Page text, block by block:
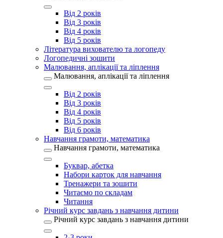
Від 2 років
Від 3 років
Від 4 років
Від 5 років
Література вихователю та логопеду
Логопедичні зошити
Малювання, аплікації та ліплення
Малювання, аплікації та ліплення
Від 2 років
Від 3 років
Від 4 років
Від 5 років
Від 6 років
Навчання грамоти, математика
Навчання грамоти, математика
Буквар, абетка
Набори карток для навчання
Тренажери та зошити
Читаємо по складам
Читання
Річний курс завдань з навчання дитини
Річний курс завдань з навчання дитини